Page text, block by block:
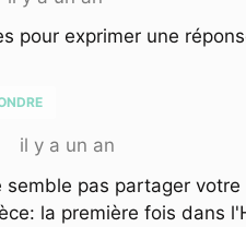
pour exprimer une
il y a un an
semble pas partager
la première fois dans